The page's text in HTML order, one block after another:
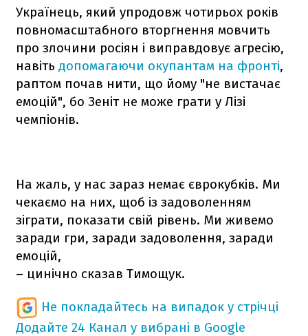
Українець, який упродовж чотирьох років
повномасштабного вторгнення мовчить
про злочини росіян і виправдовує агресію,
навіть допомагаючи окупантам на фронті,
раптом почав нити, що йому "не вистачає
емоцій", бо Зеніт не може грати у Лізі
чемпіонів.
На жаль, у нас зараз немає єврокубків. Ми
чекаємо на них, щоб із задоволенням
зіграти, показати свій рівень. Ми живемо
заради гри, заради задоволення, заради
емоцій,
– цинічно сказав Тимощук.
Не покладайтесь на випадок у стрічці
Додайте 24 Канал у вибрані в Google